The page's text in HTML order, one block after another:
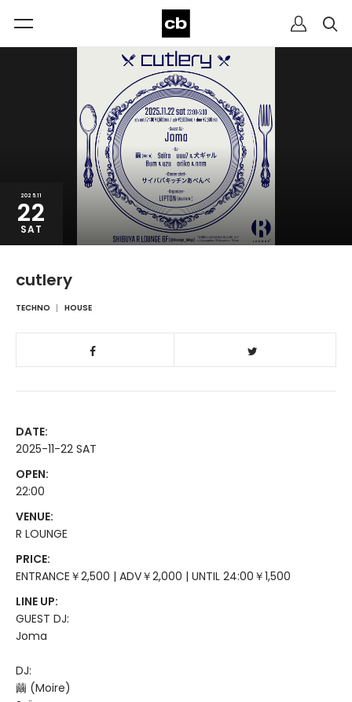
2025.11
22
SAT
cutlery
TECHNO HOUSE
DATE:
2025-11-22 SAT
OPEN:
22:00
VENUE:
R LOUNGE
PRICE:
ENTRANCE￥2,500 | ADV￥2,000 | UNTIL 24:00￥1,500
LINE UP:
GUEST DJ:
Joma
DJ:
繭 (Moire)